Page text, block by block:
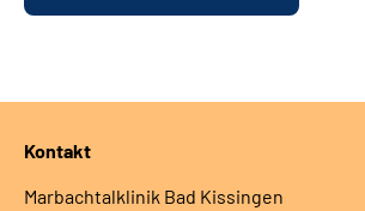
Kontakt
Marbachtalklinik Bad Kissingen